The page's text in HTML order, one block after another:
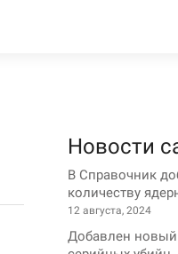
Новости
В Справочник
количеству
12 августа, 2024
Добавлен новый